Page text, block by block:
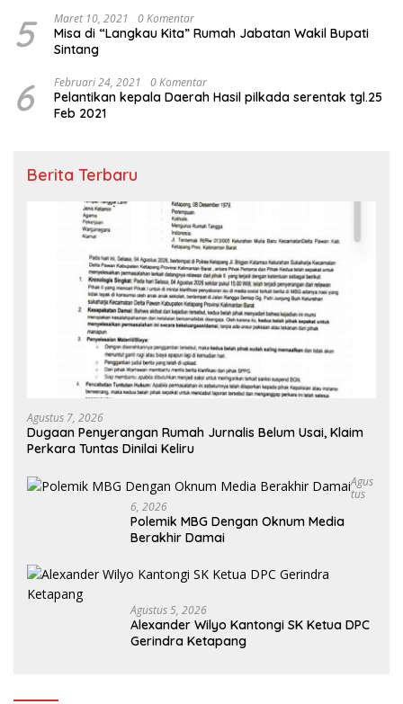
5 Maret 10, 2021 0 Komentar
Misa di “Langkau Kita” Rumah Jabatan Wakil Bupati
Sintang
6 Februari 24, 2021 0 Komentar
Pelantikan kepala Daerah Hasil pilkada serentak tgl.25
Feb 2021
Berita Terbaru
Agustus 7, 2026
Dugaan Penyerangan Rumah Jurnalis Belum Usai, Klaim
Perkara Tuntas Dinilai Keliru
Agus
Tus
6, 2026
Polemik MBG Dengan Oknum Media
Berakhir Damai
Agustus 5, 2026
Alexander Wilyo Kantongi SK Ketua DPC
Gerindra Ketapang